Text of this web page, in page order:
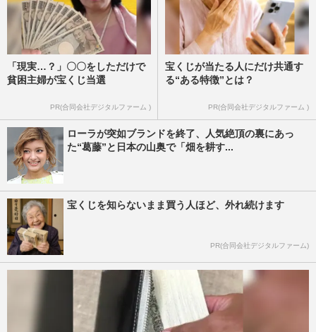
「現実…？」〇〇をしただけで
貧困主婦が宝くじ当選
PR(合同会社デジタルファーム )
宝くじが当たる人にだけ共通す
る“ある特徴”とは？
PR(合同会社デジタルファーム )
ローラが突如ブランドを終了、人気絶頂の裏にあっ
た“葛藤”と日本の山奥で「畑を耕す...
宝くじを知らないまま買う人ほど、外れ続けます
PR(合同会社デジタルファーム)